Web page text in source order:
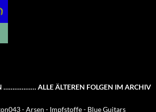
……………… ALLE ÄLTEREN FOLGEN IM ARCHIV
- Arsen - Impfstoffe - Blue Guitars